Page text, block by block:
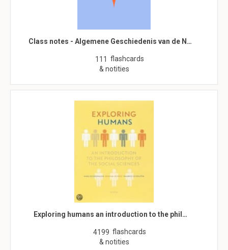
Class notes - Algemene Geschiedenis van de N…
111 flashcards
& notities
Exploring humans an introduction to the phil…
4199 flashcards
& notities